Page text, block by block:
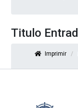
Titulo
Imprimir